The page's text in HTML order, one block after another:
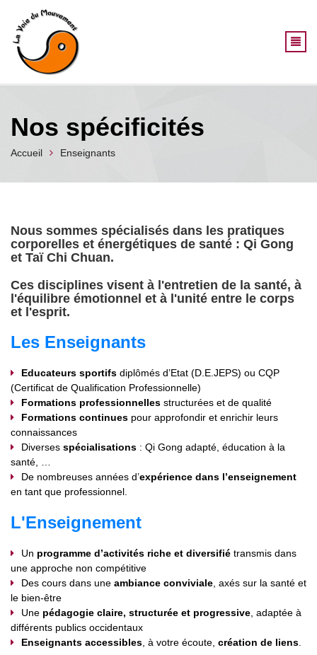
Nos spécificités
Accueil Enseignants
Nous sommes spécialisés dans les pratiques
corporelles et énergétiques de santé : Qi Gong
et Taï Chi Chuan.
Ces disciplines visent à l'entretien de la santé, à
l'équilibre émotionnel et à l'unité entre le corps
et l'esprit.
Les Enseignants
Educateurs sportifs diplômés d’Etat (D.E.JEPS) ou CQP
(Certificat de Qualification Professionnelle)
Formations professionnelles structurées et de qualité
Formations continues pour approfondir et enrichir leurs
connaissances
Diverses spécialisations : Qi Gong adapté, éducation à la
santé, …
De nombreuses années d’expérience dans l’enseignement
en tant que professionnel.
L'Enseignement
Un programme d’activités riche et diversifié transmis dans
une approche non compétitive
Des cours dans une ambiance conviviale , axés sur la santé et
le bien-être
Une pédagogie claire, structurée et progressive , adaptée à
différents publics occidentaux
Enseignants accessibles , à votre écoute, création de liens